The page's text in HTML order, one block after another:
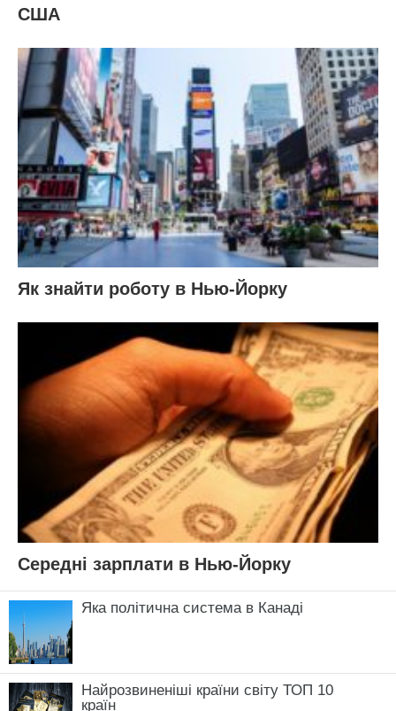
США
Як знайти роботу в Нью-Йорку
Середні зарплати в Нью-Йорку
Яка політична система в Канаді
Найрозвиненіші країни світу ТОП 10
країн